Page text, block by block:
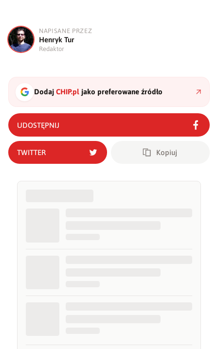
H
NAPISANE PRZEZ
Henryk Tur
Redaktor
DodajCHIP.pl jako preferowane źródło
UDOSTĘPNIJ
TWITTER Kopiuj